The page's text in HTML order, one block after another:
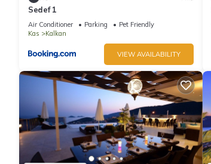
Sedef 1
Air Conditioner Parking
Pet Friendly
Kas
Kalkan
VIEW AVAILABILITY